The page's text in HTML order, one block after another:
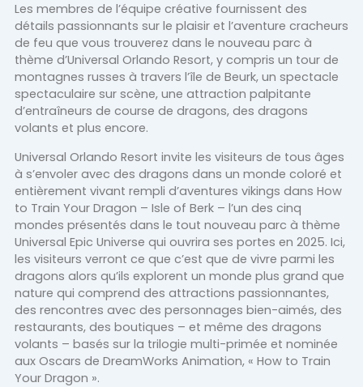
Les membres de l’équipe créative fournissent des
détails passionnants sur le plaisir et l’aventure cracheurs
de feu que vous trouverez dans le nouveau parc à
thème d’Universal Orlando Resort, y compris un tour de
montagnes russes à travers l’île de Beurk, un spectacle
spectaculaire sur scène, une attraction palpitante
d’entraîneurs de course de dragons, des dragons
volants et plus encore.
Universal Orlando Resort invite les visiteurs de tous âges
à s’envoler avec des dragons dans un monde coloré et
entièrement vivant rempli d’aventures vikings dans How
to Train Your Dragon – Isle of Berk – l’un des cinq
mondes présentés dans le tout nouveau parc à thème
Universal Epic Universe qui ouvrira ses portes en 2025. Ici,
les visiteurs verront ce que c’est que de vivre parmi les
dragons alors qu’ils explorent un monde plus grand que
nature qui comprend des attractions passionnantes,
des rencontres avec des personnages bien-aimés, des
restaurants, des boutiques – et même des dragons
volants – basés sur la trilogie multi-primée et nominée
aux Oscars de DreamWorks Animation, « How to Train
Your Dragon ».